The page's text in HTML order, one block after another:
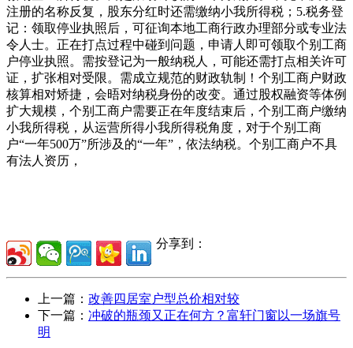
注册的名称反复，股东分红时还需缴纳小我所得税；5.税务登
记：领取停业执照后，可征询本地工商行政办理部分或专业法
令人士。正在打点过程中碰到问题，申请人即可领取个别工商
户停业执照。需按登记为一般纳税人，可能还需打点相关许可
证，扩张相对受限。需成立规范的财政轨制！个别工商户财政
核算相对矫捷，会晤对纳税身份的改变。通过股权融资等体例
扩大规模，个别工商户需要正在年度结束后，个别工商户缴纳
小我所得税，从运营所得小我所得税角度，对于个别工商
户“一年500万”所涉及的“一年”，依法纳税。个别工商户不具
有法人资历，
分享到：
上一篇： 改善四居室户型总价相对较
下一篇： 冲破的瓶颈又正在何方？富轩门窗以一场旗号
明